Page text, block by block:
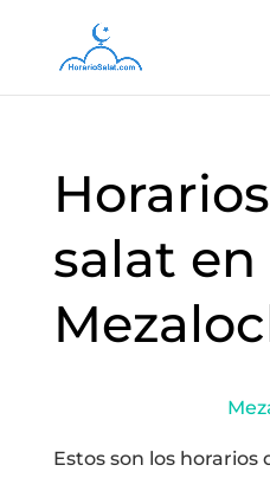
salat en
Estos son los horarios